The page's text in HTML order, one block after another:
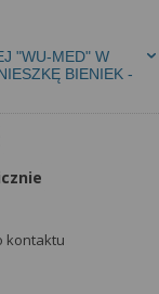
"WU-MED" W
BIENIEK -
kontaktu